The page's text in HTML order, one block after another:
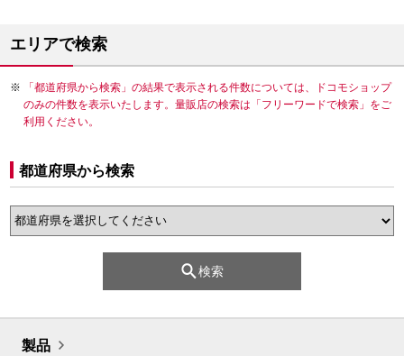
エリアで検索
「都道府県から検索」の結果で表示される件数については、ドコモショップ
のみの件数を表示いたします。量販店の検索は「フリーワードで検索」をご
利用ください。
都道府県から検索
検索
製品